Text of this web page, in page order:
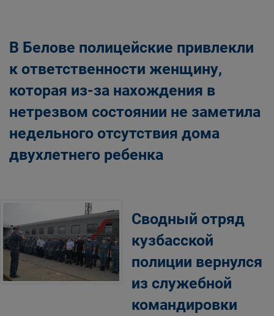
В Белове полицейские привлекли
к ответственности женщину,
которая из-за нахождения в
нетрезвом состоянии не заметила
недельного отсутствия дома
двухлетнего ребенка
Сводный отряд
кузбасской
полиции вернулся
из служебной
командировки